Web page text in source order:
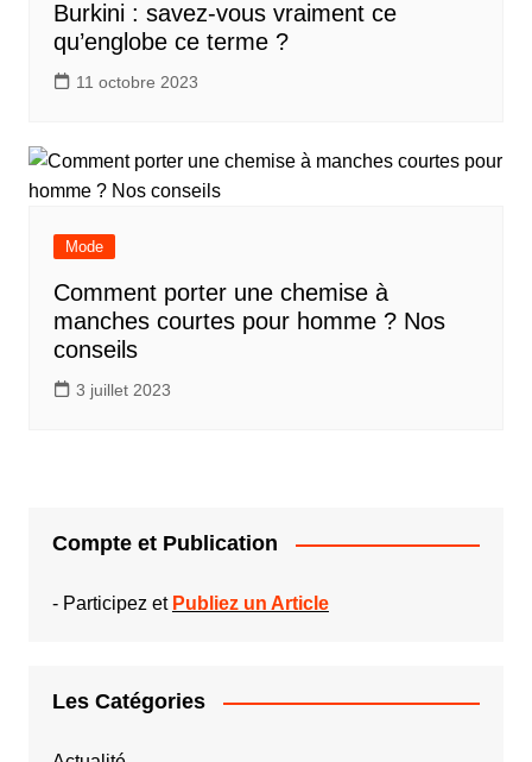
Burkini : savez-vous vraiment ce
qu’englobe ce terme ?
11 octobre 2023
Mode
Comment porter une chemise à
manches courtes pour homme ? Nos
conseils
3 juillet 2023
Compte et Publication
- Participez et Publiez un Article
Les Catégories